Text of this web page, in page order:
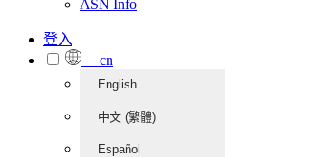
ASN Info
登入
cn
English
中文 (繁體)
Español